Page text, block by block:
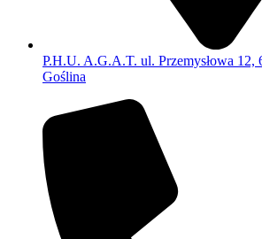
P.H.U. A.G.A.T. ul. Przemysłowa 12,
Goślina